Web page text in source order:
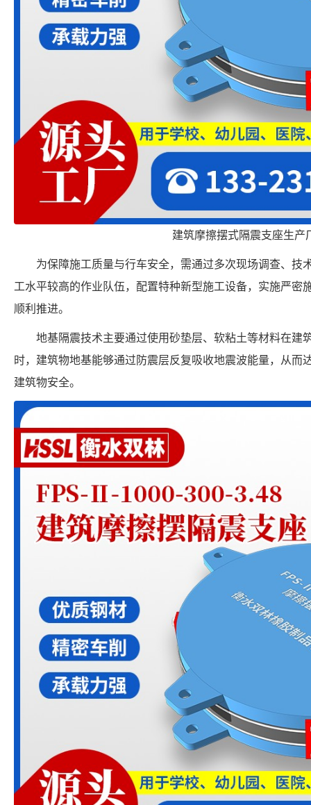
建筑摩擦摆式隔震支座生产
为保障施工质量与行车安全，需通过多次现场调查、技
工水平较高的作业队伍，配置特种新型施工设备，实施严密
顺利推进。
地基隔震技术主要通过使用砂垫层、软粘土等材料在建
时，建筑物地基能够通过防震层反复吸收地震波能量，从而
建筑物安全。